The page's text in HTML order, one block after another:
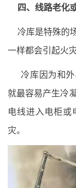
四、线路老化
冷库是特殊的
一样都会引起火灾
冷库因为和外
就最容易产生冷
电线进入电柜或
灾。